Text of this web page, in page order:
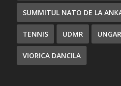
SUMMITUL NATO DE LA
TENNIS UDMR
VIORICA DANCILA